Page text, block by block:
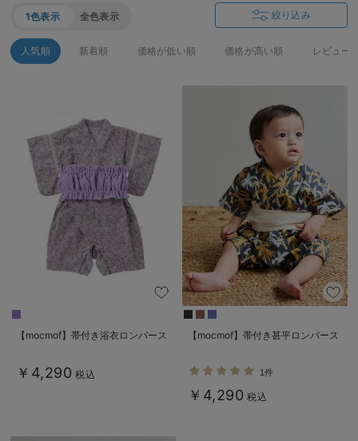
1色表示 全色表示 絞り込み
人気順 新着順 価格が低い順 価格が高い順 レビュー
【mocmof】帯付き浴衣ロンパース
￥4,290 税込
【mocmof】帯付き甚平ロンパース
1件
￥4,290 税込